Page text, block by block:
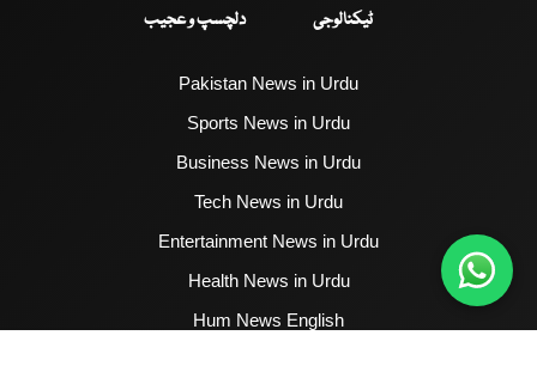
ٹیکنالوجی
دلچسپ و عجیب
Pakistan News in Urdu
Sports News in Urdu
Business News in Urdu
Tech News in Urdu
Entertainment News in Urdu
Health News in Urdu
Hum News English